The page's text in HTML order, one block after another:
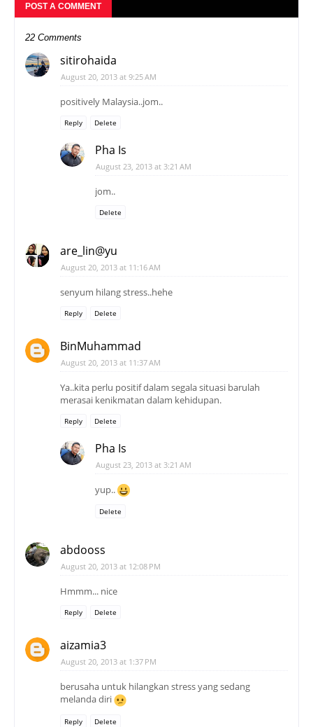
POST A COMMENT
22 Comments
sitirohaida
August 20, 2013 at 9:25 AM
positively Malaysia..jom..
Reply Delete
Pha Is
August 23, 2013 at 3:21 AM
jom..
Delete
are_lin@yu
August 20, 2013 at 11:16 AM
senyum hilang stress..hehe
Reply Delete
BinMuhammad
August 20, 2013 at 11:37 AM
Ya..kita perlu positif dalam segala situasi barulah
merasai kenikmatan dalam kehidupan.
Reply Delete
Pha Is
August 23, 2013 at 3:21 AM
yup..
Delete
abdooss
August 20, 2013 at 12:08 PM
Hmmm... nice
Reply Delete
aizamia3
August 20, 2013 at 1:37 PM
berusaha untuk hilangkan stress yang sedang
melanda diri
Reply Delete